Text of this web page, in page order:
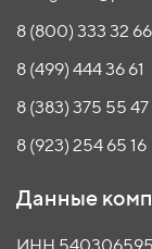
8 (800) 333 32 66
8 (499) 444 36 61
8 (383) 375 55 47
8 (923) 254 65 16
Данные